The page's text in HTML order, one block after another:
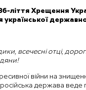
ліття Хрещення
української
всечесні отці,
війни на
держава